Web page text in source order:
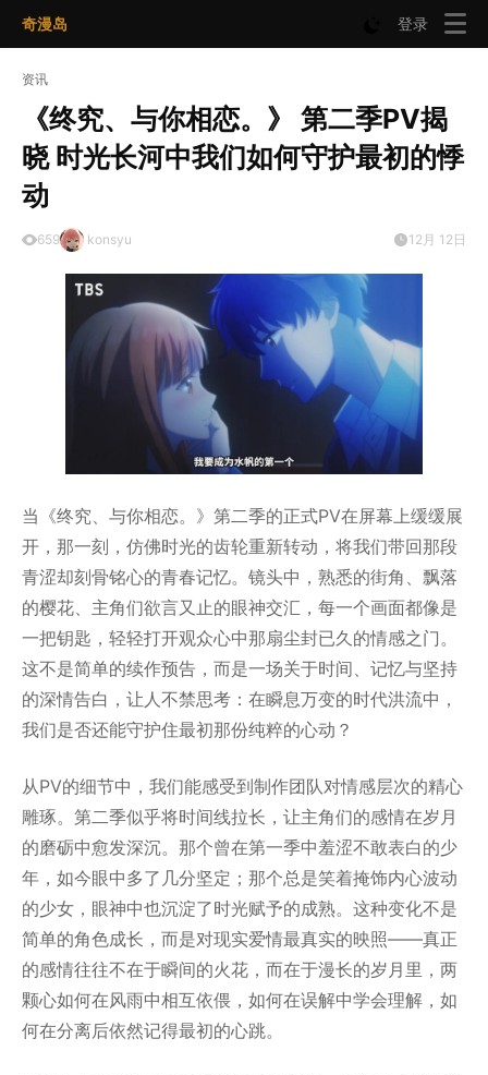
奇漫岛 登录
资讯
《终究、与你相恋。》 第二季PV揭
晓 时光长河中我们如何守护最初的悸
动
659 konsyu 12月 12日
当《终究、与你相恋。》第二季的正式PV在屏幕上缓缓展
开，那一刻，仿佛时光的齿轮重新转动，将我们带回那段
青涩却刻骨铭心的青春记忆。镜头中，熟悉的街角、飘落
的樱花、主角们欲言又止的眼神交汇，每一个画面都像是
一把钥匙，轻轻打开观众心中那扇尘封已久的情感之门。
这不是简单的续作预告，而是一场关于时间、记忆与坚持
的深情告白，让人不禁思考：在瞬息万变的时代洪流中，
我们是否还能守护住最初那份纯粹的心动？
从PV的细节中，我们能感受到制作团队对情感层次的精心
雕琢。第二季似乎将时间线拉长，让主角们的感情在岁月
的磨砺中愈发深沉。那个曾在第一季中羞涩不敢表白的少
年，如今眼中多了几分坚定；那个总是笑着掩饰内心波动
的少女，眼神中也沉淀了时光赋予的成熟。这种变化不是
简单的角色成长，而是对现实爱情最真实的映照——真正
的感情往往不在于瞬间的火花，而在于漫长的岁月里，两
颗心如何在风雨中相互依偎，如何在误解中学会理解，如
何在分离后依然记得最初的心跳。